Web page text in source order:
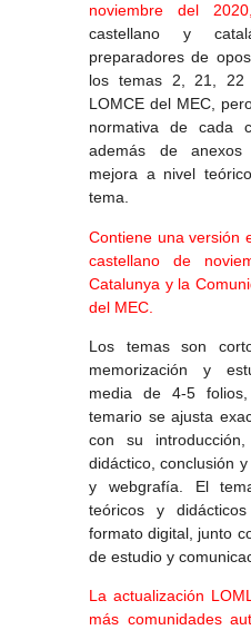
noviembre del
castellano y
preparadores de
los temas 2, 21, 22
LOMCE del MEC,
normativa de cada
además de anexos
mejora a nivel
tema.
Contiene una versión
castellano de
Catalunya y la
del MEC.
Los temas son
memorización y
media de 4-5
temario se ajusta
con su
didáctico, conclusión
y webgrafía. El
teóricos y
formato digital, junto
de estudio y
La actualización
más comunidades